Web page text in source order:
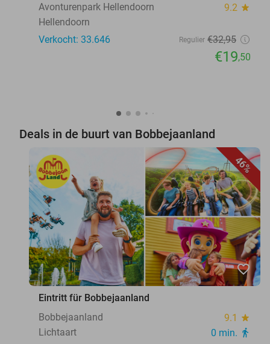
Avonturenpark Hellendoorn
9.2 star
Hellendoorn
Verkocht: 33.646
Regulier €32,95
€19,50
Deals in de buurt van Bobbejaanland
46%
favorite_border
Eintritt für Bobbejaanland
Bobbejaanland
9.1 star
Lichtaart 0 min. directions_walk